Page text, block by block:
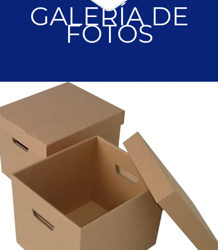
GALERÍA DE
FOTOS